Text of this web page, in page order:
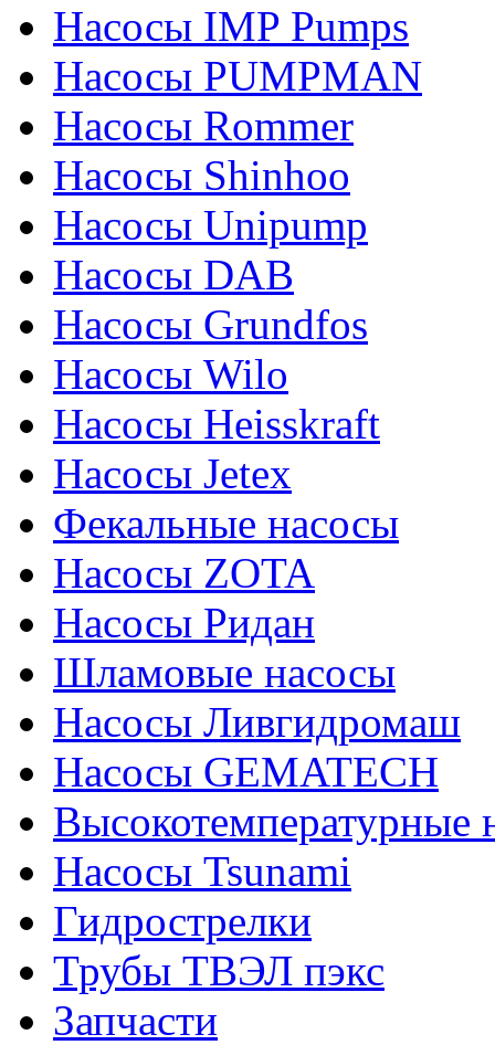
Насосы IMP Pumps
Насосы PUMPMAN
Насосы Rommer
Насосы Shinhoo
Насосы Unipump
Насосы DAB
Насосы Grundfos
Насосы Wilo
Насосы Heisskraft
Насосы Jetex
Фекальные насосы
Насосы ZOTA
Насосы Ридан
Шламовые насосы
Насосы Ливгидромаш
Насосы GEMATECH
Высокотемпературные
Насосы Tsunami
Гидрострелки
Трубы ТВЭЛ пэкс
Запчасти